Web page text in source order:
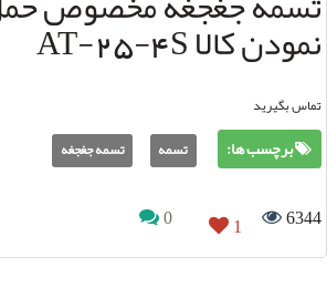
نمودن کالا AT-25-4S
تماس بگیرید
برچسب ها: تسمه تسمه جغجغه
6344
1
0